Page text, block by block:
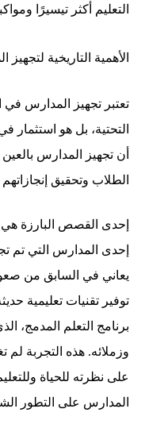
التعليم أكثر تيسيرًا
الأهمية التاريخية
تعتبر تجهيز المدارس في
التحتية، بل هو استثمار
أن تجهيز المدارس
الطلاب وتحقيق إنجازاتهم
إحدى القصص البارزة
إحدى المدارس التي تم
يعاني في السابق من
توفير تقنيات تعليمية
برنامج التعلم المدمج،
وزملائه. هذه التجربة
على نظرته للحياة
المدارس على التطور